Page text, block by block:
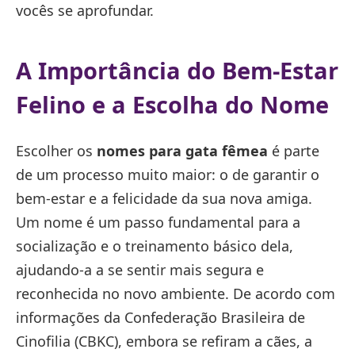
vocês se aprofundar.
A Importância do Bem-Estar
Felino e a Escolha do Nome
Escolher os nomes para gata fêmea é parte
de um processo muito maior: o de garantir o
bem-estar e a felicidade da sua nova amiga.
Um nome é um passo fundamental para a
socialização e o treinamento básico dela,
ajudando-a a se sentir mais segura e
reconhecida no novo ambiente. De acordo com
informações da Confederação Brasileira de
Cinofilia (CBKC), embora se refiram a cães, a